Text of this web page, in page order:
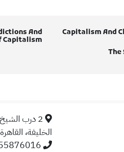
Capitalism And
And
Capitalism
The
2 درب
الخليفة،
00201055876016